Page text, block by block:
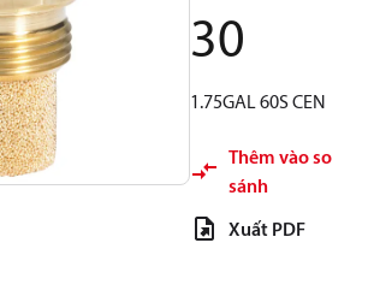
30
1.75GAL 60S CEN
Thêm vào so
sánh
Xuất PDF